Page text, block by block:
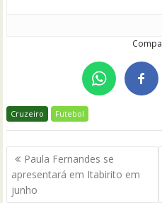
Cruzeiro Futebol
Navegação
de
Post
Paula Fernandes se
apresentará em Itabirito em
junho